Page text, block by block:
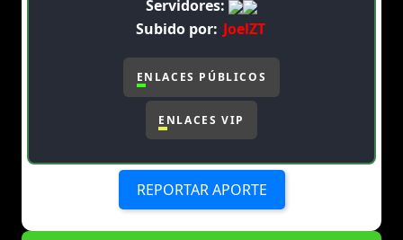
Servidores:
Subido por: JoelZT
ENLACES PÚBLICOS
ENLACES VIP
REPORTAR APORTE